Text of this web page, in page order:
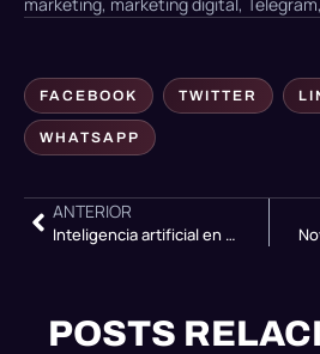
FACEBOOK TWITTER
WHATSAPP
ANTERIOR
Inteligencia artificial en las redes sociales: ¿qué tan cerca estamos?
POSTS